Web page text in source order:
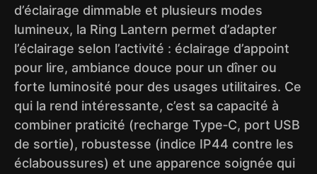
d’éclairage dimmable et plusieurs modes
lumineux, la Ring Lantern permet d’adapter
l’éclairage selon l’activité : éclairage d’appoint
pour lire, ambiance douce pour un dîner ou
forte luminosité pour des usages utilitaires. Ce
qui la rend intéressante, c’est sa capacité à
combiner praticité (recharge Type‑C, port USB
de sortie), robustesse (indice IP44 contre les
éclaboussures) et une apparence soignée qui